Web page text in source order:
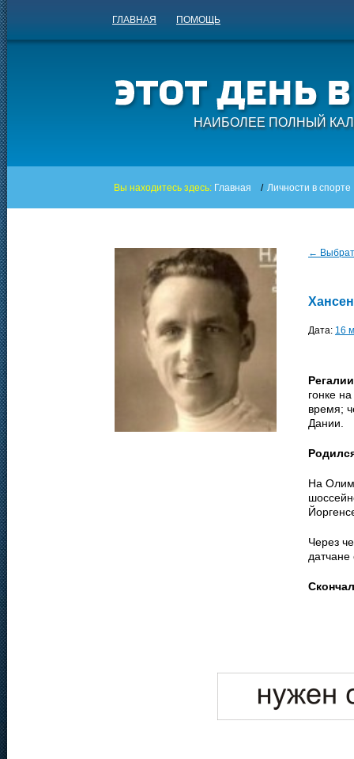
ГЛАВНАЯ ПОМОЩЬ
НАИБОЛЕЕ ПОЛНЫЙ
Вы находитесь здесь: Главная / Личности в спорте
←
Дата: 16
гонке
время;
Дании.
На
Через